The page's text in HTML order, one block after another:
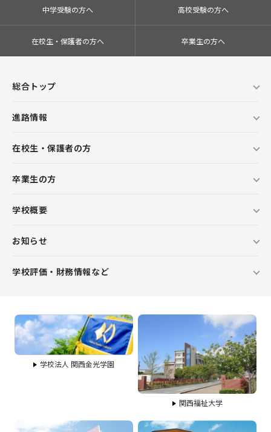
中学受験の方へ 高校受験の方へ
在校生・保護者の方へ 卒業生の方へ
総合トップ
進路情報
在校生・保護者の方
卒業生の方
学校概要
お知らせ
学校評価・財務情報など
学校法人 関西金光学園
関西福祉大学